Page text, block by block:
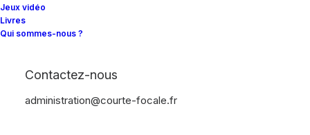
Jeux vidéo
Livres
Qui sommes-nous ?
Contactez-nous
administration@courte-focale.fr